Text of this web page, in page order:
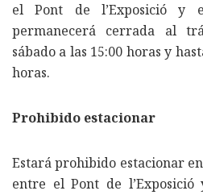
el Pont de l’Exposició y
permanecerá cerrada al
sábado a las 15:00 horas y
horas.
Prohibido estacionar
Estará prohibido estacionar
entre el Pont de